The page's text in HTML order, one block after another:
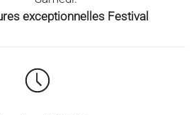
exceptionnelles Festival